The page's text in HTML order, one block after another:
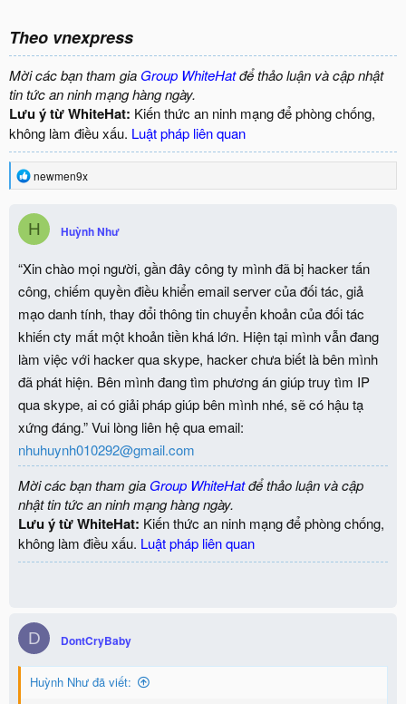
Theo vnexpress
Mời các bạn tham gia Group WhiteHatđể thảo luận và cập nhật
tin tức an ninh mạng hàng ngày.
Lưu ý từ WhiteHat: Kiến thức an ninh mạng để phòng chống,
không làm điều xấu. Luật pháp liên quan
R
e
c
t
i
o
n
s
newmen9x
H Huỳnh Như
“Xin chào mọi người, gần đây công ty mình đã bị hacker tấn
công, chiếm quyền điều khiển email server của đối tác, giả
mạo danh tính, thay đổi thông tin chuyển khoản của đối tác
khiến cty mất một khoản tiền khá lớn. Hiện tại mình vẫn đang
làm việc với hacker qua skype, hacker chưa biết là bên mình
đã phát hiện. Bên mình đang tìm phương án giúp truy tìm IP
qua skype, ai có giải pháp giúp bên mình nhé, sẽ có hậu tạ
xứng đáng.” Vui lòng liên hệ qua email:
nhuhuynh010292@gmail.com
Mời các bạn tham gia Group WhiteHatđể thảo luận và cập
nhật tin tức an ninh mạng hàng ngày.
Lưu ý từ WhiteHat: Kiến thức an ninh mạng để phòng chống,
không làm điều xấu. Luật pháp liên quan
D DontCryBaby
Huỳnh Như đã viết: